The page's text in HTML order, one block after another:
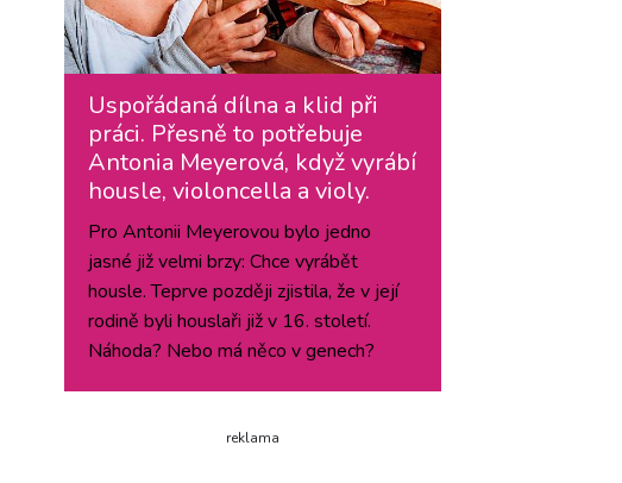
Uspořádaná dílna a klid při
práci. Přesně to potřebuje
Antonia Meyerová, když vyrábí
housle, violoncella a violy.
Pro Antonii Meyerovou bylo jedno
jasné již velmi brzy: Chce vyrábět
housle. Teprve později zjistila, že v její
rodině byli houslaři již v 16. století.
Náhoda? Nebo má něco v genech?
reklama